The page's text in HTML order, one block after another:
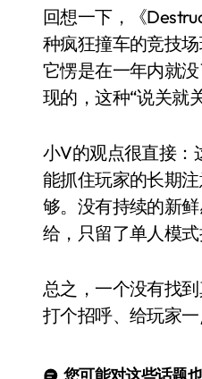
回想一下，《
种疯狂撞车的竞技
它愣是在一年内就
现的，这种“说关就
小V的观点很直接：
能抓住玩家的长期
够。没有持续的新
给，只留了单人模
总之，一个没有找
打个招呼、给玩家
电视